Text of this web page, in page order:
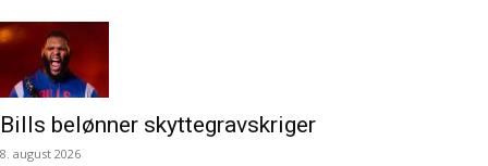
Bills belønner skyttegravskriger
8. august 2026